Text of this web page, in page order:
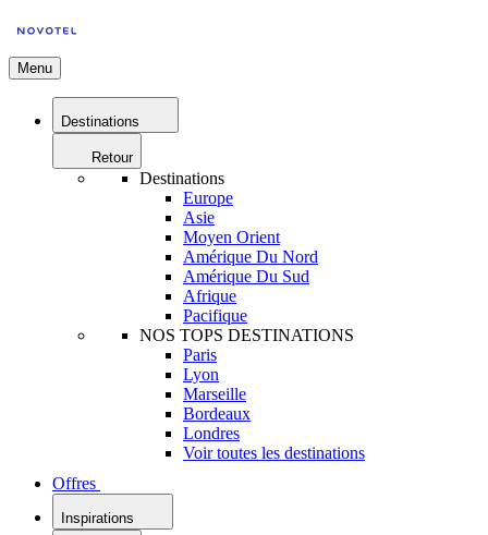
Menu
Destinations
Retour
Destinations
Europe
Asie
Moyen Orient
Amérique Du Nord
Amérique Du Sud
Afrique
Pacifique
NOS TOPS DESTINATIONS
Paris
Lyon
Marseille
Bordeaux
Londres
Voir toutes les destinations
Offres
Inspirations